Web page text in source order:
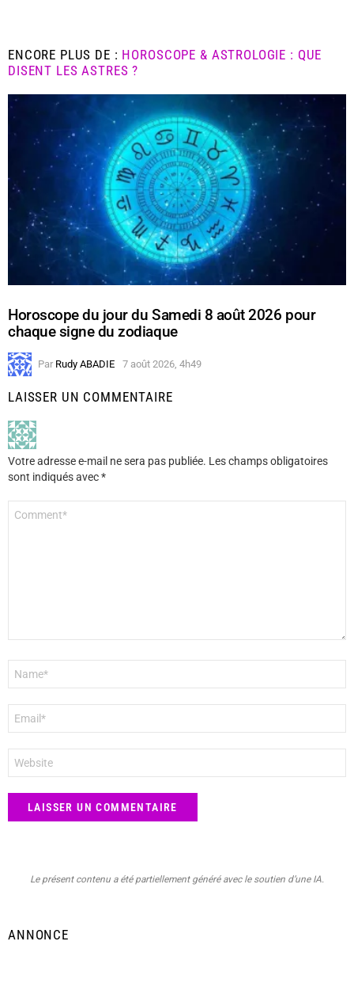
ENCORE PLUS DE : HOROSCOPE & ASTROLOGIE : QUE
DISENT LES ASTRES ?
Horoscope du jour du Samedi 8 août 2026 pour
chaque signe du zodiaque
Par Rudy ABADIE 7 août 2026, 4h49
LAISSER UN COMMENTAIRE
Votre adresse e-mail ne sera pas publiée. Les champs obligatoires
sont indiqués avec*
mail
*
web
Le présent contenu a été partiellement généré avec le soutien d’une IA.
ANNONCE